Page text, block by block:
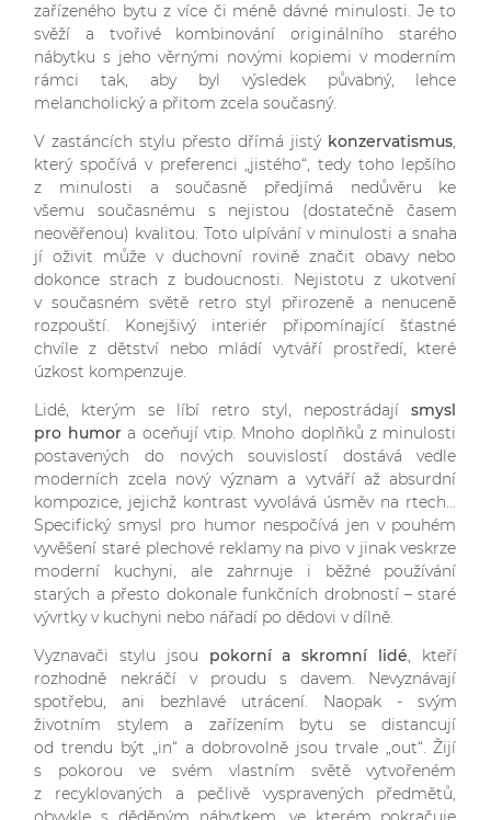
zařízeného bytu z více či méně dávné minulosti. Je to
svěží a tvořivé kombinování originálního starého
nábytku s jeho věrnými novými kopiemi v moderním
rámci tak, aby byl výsledek půvabný, lehce
melancholický a přitom zcela současný.
V zastáncích stylu přesto dřímá jistý konzervatismus,
který spočívá v preferenci „jistého“, tedy toho lepšího
z minulosti a současně předjímá nedůvěru ke
všemu současnému s nejistou (dostatečně časem
neověřenou) kvalitou. Toto ulpívání v minulosti a snaha
jí oživit může v duchovní rovině značit obavy nebo
dokonce strach z budoucnosti. Nejistotu z ukotvení
v současném světě retro styl přirozeně a nenuceně
rozpouští. Konejšivý interiér připomínající šťastné
chvíle z dětství nebo mládí vytváří prostředí, které
úzkost kompenzuje.
Lidé, kterým se líbí retro styl, nepostrádajísmysl
pro humora oceňují vtip. Mnoho doplňků z minulosti
postavených do nových souvislostí dostává vedle
moderních zcela nový význam a vytváří až absurdní
kompozice, jejichž kontrast vyvolává úsměv na rtech…
Specifický smysl pro humor nespočívá jen v pouhém
vyvěšení staré plechové reklamy na pivo v jinak veskrze
moderní kuchyni, ale zahrnuje i běžné používání
starých a přesto dokonale funkčních drobností – staré
vývrtky v kuchyni nebo nářadí po dědovi v dílně.
Vyznavači stylu jsou pokorní a skromní lidé, kteří
rozhodně nekráčí v proudu s davem. Nevyznávají
spotřebu, ani bezhlavé utrácení. Naopak - svým
životním stylem a zařízením bytu se distancují
od trendu být „in“ a dobrovolně jsou trvale „out“. Žijí
s pokorou ve svém vlastním světě vytvořeném
z recyklovaných a pečlivě vyspravených předmětů,